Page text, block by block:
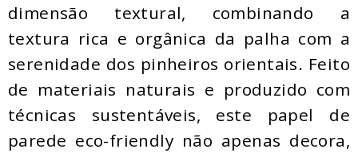
dimensão textural, combinando a
textura rica e orgânica da palha com a
serenidade dos pinheiros orientais. Feito
de materiais naturais e produzido com
técnicas sustentáveis, este papel de
parede eco-friendly não apenas decora,